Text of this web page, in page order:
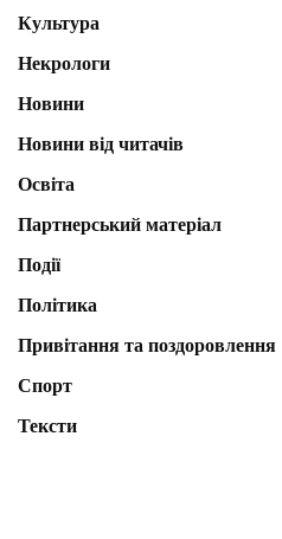
Культура
Некрологи
Новини
Новини від читачів
Освіта
Партнерський матеріал
Події
Політика
Привітання та поздоровлення
Спорт
Тексти